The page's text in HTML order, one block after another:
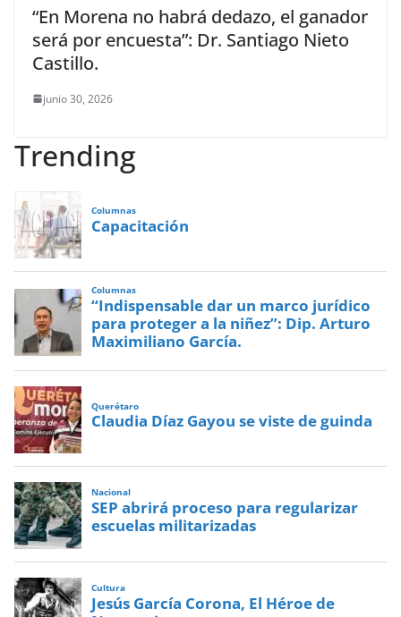
“En Morena no habrá dedazo, el ganador
será por encuesta”: Dr. Santiago Nieto
Castillo.
junio 30, 2026
Trending